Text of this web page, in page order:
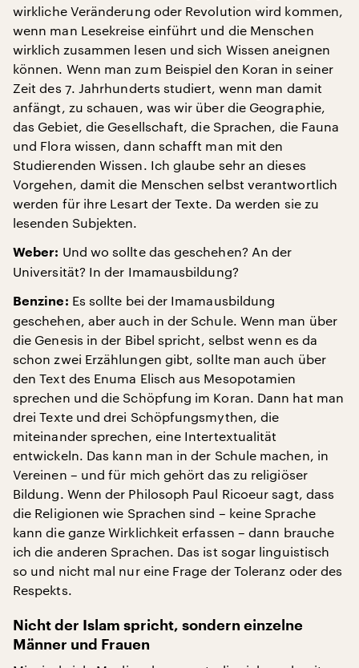
wirkliche Veränderung oder Revolution wird kommen,
wenn man Lesekreise einführt und die Menschen
wirklich zusammen lesen und sich Wissen aneignen
können. Wenn man zum Beispiel den Koran in seiner
Zeit des 7. Jahrhunderts studiert, wenn man damit
anfängt, zu schauen, was wir über die Geographie,
das Gebiet, die Gesellschaft, die Sprachen, die Fauna
und Flora wissen, dann schafft man mit den
Studierenden Wissen. Ich glaube sehr an dieses
Vorgehen, damit die Menschen selbst verantwortlich
werden für ihre Lesart der Texte. Da werden sie zu
lesenden Subjekten.
Weber: Und wo sollte das geschehen? An der
Universität? In der Imamausbildung?
Benzine: Es sollte bei der Imamausbildung
geschehen, aber auch in der Schule. Wenn man über
die Genesis in der Bibel spricht, selbst wenn es da
schon zwei Erzählungen gibt, sollte man auch über
den Text des Enuma Elisch aus Mesopotamien
sprechen und die Schöpfung im Koran. Dann hat man
drei Texte und drei Schöpfungsmythen, die
miteinander sprechen, eine Intertextualität
entwickeln. Das kann man in der Schule machen, in
Vereinen – und für mich gehört das zu religiöser
Bildung. Wenn der Philosoph Paul Ricoeur sagt, dass
die Religionen wie Sprachen sind – keine Sprache
kann die ganze Wirklichkeit erfassen – dann brauche
ich die anderen Sprachen. Das ist sogar linguistisch
so und nicht mal nur eine Frage der Toleranz oder des
Respekts.
Nicht der Islam spricht, sondern einzelne
Männer und Frauen